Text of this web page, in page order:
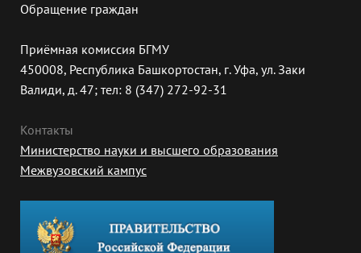
Обращение граждан
Приёмная комиссия БГМУ
450008, Республика Башкортостан, г. Уфа, ул. Заки
Валиди, д. 47; тел: 8 (347) 272-92-31
Контакты
Министерство науки и высшего образования
Межвузовский кампус